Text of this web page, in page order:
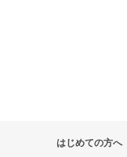
はじめての方へ